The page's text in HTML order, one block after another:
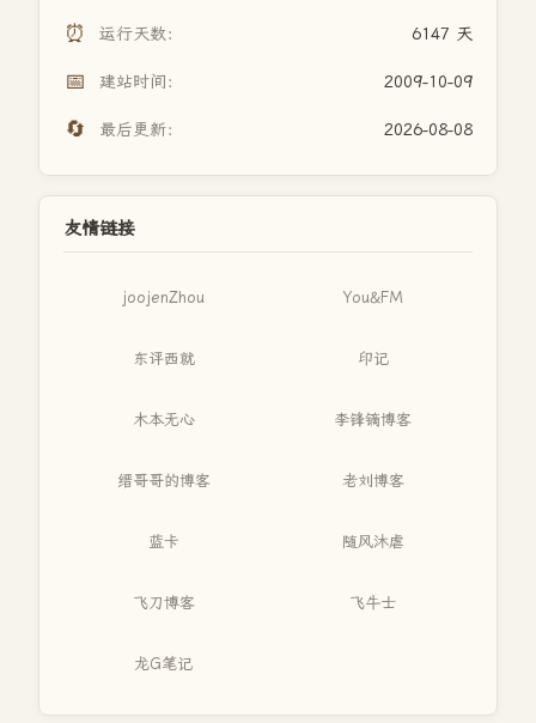
⏰ 运行天数： 6147 天
📅 建站时间： 2009-10-09
🔄 最后更新： 2026-08-08
友情链接
joojenZhou You&FM
东评西就 印记
木本无心 李锋镝博客
缙哥哥的博客 老刘博客
蓝卡 随风沐虐
飞刀博客 飞牛士
龙G笔记